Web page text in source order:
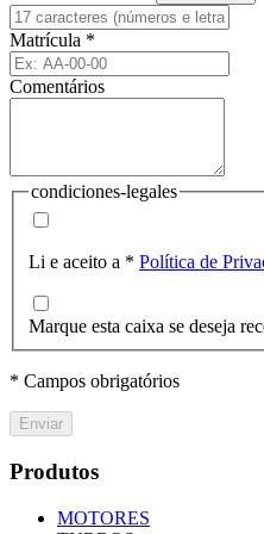
Matrícula *
Comentários
condiciones-legales
Li e aceito a * Política de
Marque esta caixa se deseja
* Campos obrigatórios
Enviar
Produtos
MOTORES